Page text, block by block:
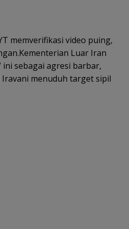
memverifikasi video puing,
Luar Iran
ini sebagai agresi barbar,
Iravani menuduh target sipil